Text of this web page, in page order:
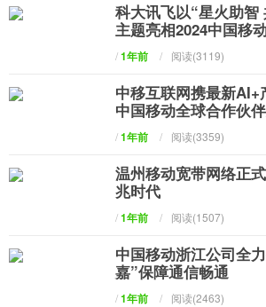
科大讯飞以“星火助智
主题亮相2024中国移
/1年前 / 阅读(3119)
中移互联网携最新AI+
中国移动全球合作伙
/1年前 / 阅读(3359)
温州移动宽带网络正
兆时代
/1年前 / 阅读(1507)
中国移动浙江公司全
嘉”保障通信畅通
/1年前 / 阅读(2463)